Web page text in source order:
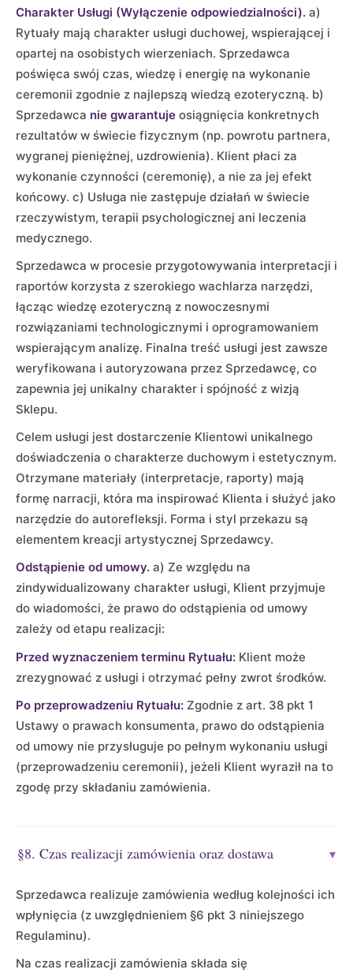
Charakter Usługi (Wyłączenie odpowiedzialności). a)
Rytuały mają charakter usługi duchowej, wspierającej i
opartej na osobistych wierzeniach. Sprzedawca
poświęca swój czas, wiedzę i energię na wykonanie
ceremonii zgodnie z najlepszą wiedzą ezoteryczną. b)
Sprzedawca nie gwarantuje osiągnięcia konkretnych
rezultatów w świecie fizycznym (np. powrotu partnera,
wygranej pieniężnej, uzdrowienia). Klient płaci za
wykonanie czynności (ceremonię), a nie za jej efekt
końcowy. c) Usługa nie zastępuje działań w świecie
rzeczywistym, terapii psychologicznej ani leczenia
medycznego.
Sprzedawca w procesie przygotowywania interpretacji i
raportów korzysta z szerokiego wachlarza narzędzi,
łącząc wiedzę ezoteryczną z nowoczesnymi
rozwiązaniami technologicznymi i oprogramowaniem
wspierającym analizę. Finalna treść usługi jest zawsze
weryfikowana i autoryzowana przez Sprzedawcę, co
zapewnia jej unikalny charakter i spójność z wizją
Sklepu.
Celem usługi jest dostarczenie Klientowi unikalnego
doświadczenia o charakterze duchowym i estetycznym.
Otrzymane materiały (interpretacje, raporty) mają
formę narracji, która ma inspirować Klienta i służyć jako
narzędzie do autorefleksji. Forma i styl przekazu są
elementem kreacji artystycznej Sprzedawcy.
Odstąpienie od umowy. a) Ze względu na
zindywidualizowany charakter usługi, Klient przyjmuje
do wiadomości, że prawo do odstąpienia od umowy
zależy od etapu realizacji:
Przed wyznaczeniem terminu Rytuału: Klient może
zrezygnować z usługi i otrzymać pełny zwrot środków.
Po przeprowadzeniu Rytuału: Zgodnie z art. 38 pkt 1
Ustawy o prawach konsumenta, prawo do odstąpienia
od umowy nie przysługuje po pełnym wykonaniu usługi
(przeprowadzeniu ceremonii), jeżeli Klient wyraził na to
zgodę przy składaniu zamówienia.
§8. Czas realizacji zamówienia oraz dostawa ▾
Sprzedawca realizuje zamówienia według kolejności ich
wpłynięcia (z uwzględnieniem §6 pkt 3 niniejszego
Regulaminu).
Na czas realizacji zamówienia składa się